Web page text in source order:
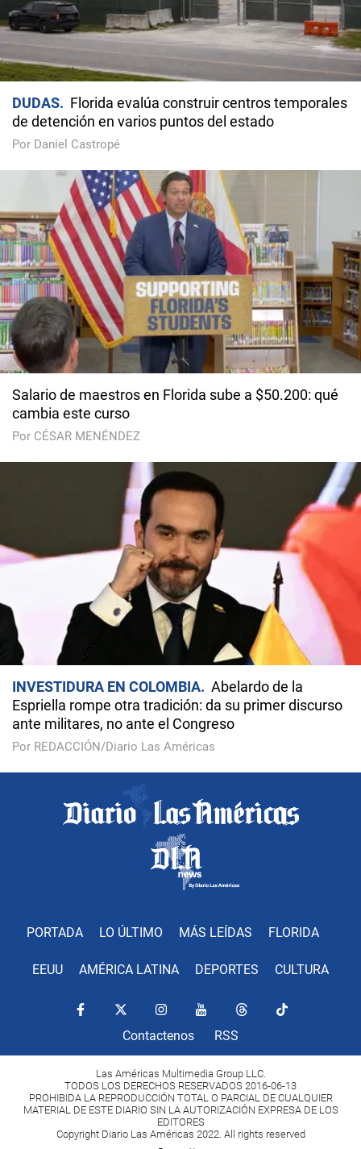
DUDAS
Florida evalúa construir centros temporales
de detención en varios puntos del estado
Por Daniel Castropé
Salario de maestros en Florida sube a $50.200: qué
cambia este curso
Por CÉSAR MENÉNDEZ
INVESTIDURA EN COLOMBIA
Abelardo de la
Espriella rompe otra tradición: da su primer discurso
ante militares, no ante el Congreso
Por REDACCIÓN/Diario Las Américas
PORTADA LO ÚLTIMO MÁS LEÍDAS FLORIDA
EEUU AMÉRICA LATINA DEPORTES CULTURA
Contactenos RSS
Las Américas Multimedia Group LLC.
TODOS LOS DERECHOS RESERVADOS 2016-06-13
PROHIBIDA LA REPRODUCCIÓN TOTAL O PARCIAL DE CUALQUIER
MATERIAL DE ESTE DIARIO SIN LA AUTORIZACIÓN EXPRESA DE LOS
EDITORES
Copyright Diario Las Américas 2022. All rights reserved